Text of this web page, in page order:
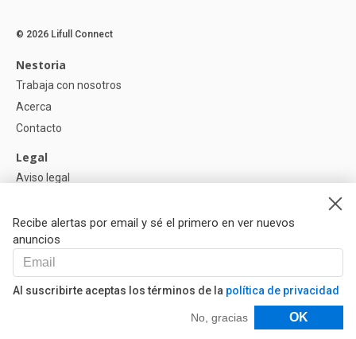
Recibe alertas por email y sé el primero en ver nuevos
anuncios
Al suscribirte aceptas los términos de la política de privacidad
No, gracias OK
Filtros
© 2026 Lifull Connect
Nestoria
Trabaja con nosotros
Acerca
Contacto
Legal
Aviso legal
Política de Cookies
Ayuda
Preguntas
Nuestros Partners